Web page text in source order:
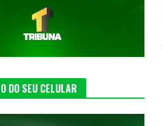
DO SEU CELULAR